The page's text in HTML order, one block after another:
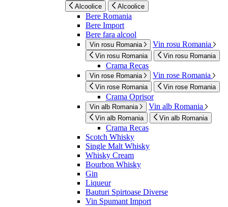
Alcoolice Alcoolice
Bere Romania
Bere Import
Bere fara alcool
Vin rosu Romania Vin rosu Romania
Vin rosu Romania Vin rosu Romania
Crama Recas
Vin rose Romania Vin rose Romania
Vin rose Romania Vin rose Romania
Crama Oprisor
Vin alb Romania Vin alb Romania
Vin alb Romania Vin alb Romania
Crama Recas
Scotch Whisky
Single Malt Whisky
Whisky Cream
Bourbon Whisky
Gin
Liqueur
Bauturi Spirtoase Diverse
Vin Spumant Import